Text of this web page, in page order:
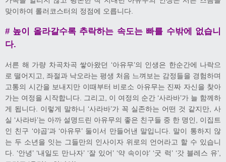
맞이하여 롤러코스터의 정점에 오릅니다.
# 높이 올라갈수록 추락하는 속도는 빠를 수밖에 없습니
다.
서른 해 가량 차곡차곡 쌓아왔던 ‘아유무’의 인생은 한순간에 나락으
로 떨어지고, 좌절과 낙오라는 평생 처음 느껴보는 감정들을 경험하며
고통의 시간을 보내지만 이때부터 비로소 아유무는 진짜 자신을 찾아
가는 여정을 시작합니다. 그리고, 이 여정의 순간 ‘사라바’가 늘 함께하
게 됩니다. 이렇게 말하니 ‘사라바’가 꼭 실존하는 어떤 것 같지만, 사
실 ‘사라바’는 아까 설명드린 아유무의 좋은 친구들 중 한 명인, 이집트
인 친구 ‘야곱’과 ‘아유무’ 둘이서 만들어낸 말입니다. 말이 통하지 않
는 두 소년을 잇는 그들만의 인사이자 위로의 언어라고 할 수 있습니
다. ‘안녕’ ‘내일도 만나자’ ‘잘 있어’ ‘약 속이야’ ‘굿 럭’ ‘갓 블레스 유’,